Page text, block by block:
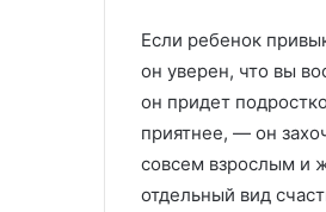
Если ребенок
он уверен, что вы
он придет
приятнее, — он
совсем взрослым и
отдельный вид